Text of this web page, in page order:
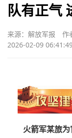
队有正气
来源：解放军报 作
2026-02-09
火箭军某旅